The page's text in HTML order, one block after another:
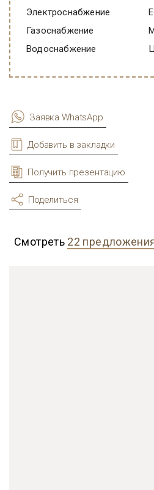
Электроснабжение
Газоснабжение
Водоснабжение
Заявка WhatsApp
Добавить в закладки
Получить презентацию
Поделиться
Смотреть 22